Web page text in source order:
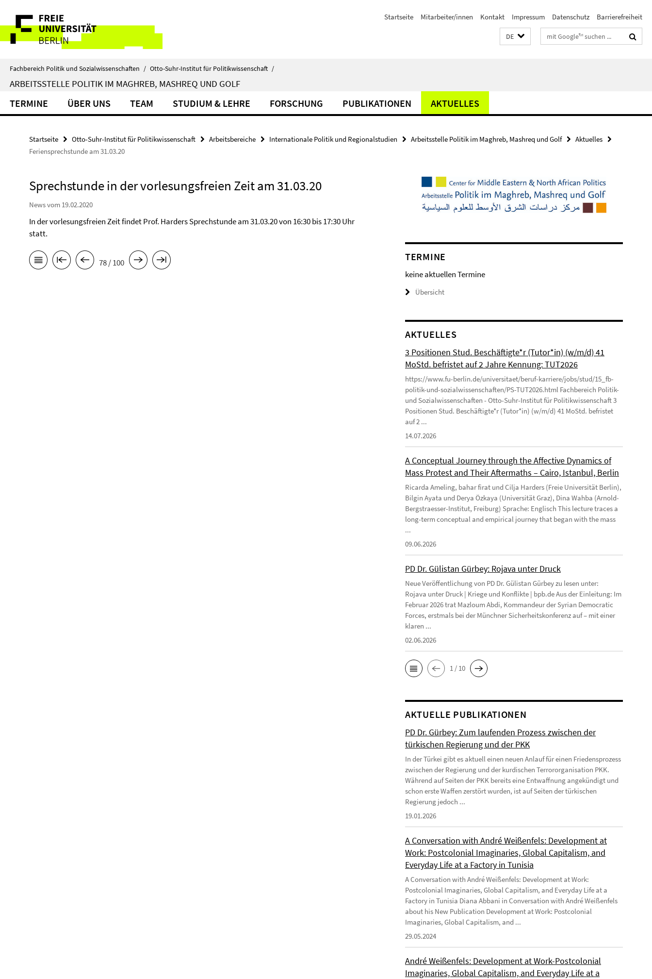
direkt
Inhalt
Service-
Navigation
Startseite Mitarbeiter/innen Kontakt Impressum Datenschutz Barrierefreiheit
DE Suchbegriffe
Fachbereich Politik und Sozialwissenschaften / Otto-Suhr-Institut für Politikwissenschaft /
ARBEITSSTELLE POLITIK IM MAGHREB, MASHREQ UND GOLF
TERMINE ÜBER UNS TEAM STUDIUM & LEHRE FORSCHUNG PUBLIKATIONEN AKTUELLES
Startseite Otto-Suhr-Institut für Politikwissenschaft Arbeitsbereiche Internationale Politik und Regionalstudien Arbeitsstelle Politik im Maghreb, Mashreq und Golf
Aktuelles
Feriensprechstunde am 31.03.20
Sprechstunde in der vorlesungsfreien Zeit am 31.03.20
News vom 19.02.2020
In der vorlesungsfreien Zeit findet Prof. Harders Sprechstunde am 31.03.20 von 16:30 bis 17:30 Uhr
statt.
78 / 100
TERMINE
keine aktuellen Termine
Übersicht
AKTUELLES
3 Positionen Stud. Beschäftigte*r (Tutor*in) (w/m/d) 41
MoStd. befristet auf 2 Jahre Kennung: TUT2026
https://www.fu-berlin.de/universitaet/beruf-karriere/jobs/stud/15_fb-
politik-und-sozialwissenschaften/PS-TUT2026.html Fachbereich Politik-
und Sozialwissenschaften - Otto-Suhr-Institut für Politikwissenschaft 3
Positionen Stud. Beschäftigte*r (Tutor*in) (w/m/d) 41 MoStd. befristet
auf 2 ...
14.07.2026
A Conceptual Journey through the Affective Dynamics of
Mass Protest and Their Aftermaths – Cairo, Istanbul, Berlin
Ricarda Ameling, bahar firat und Cilja Harders (Freie Universität Berlin),
Bilgin Ayata und Derya Özkaya (Universität Graz), Dina Wahba (Arnold-
Bergstraesser-Institut, Freiburg) Sprache: Englisch This lecture traces a
long-term conceptual and empirical journey that began with the mass
...
09.06.2026
PD Dr. Gülistan Gürbey: Rojava unter Druck
Neue Veröffentlichung von PD Dr. Gülistan Gürbey zu lesen unter:
Rojava unter Druck | Kriege und Konflikte | bpb.de Aus der Einleitung: Im
Februar 2026 trat Mazloum Abdi, Kommandeur der Syrian Democratic
Forces, erstmals bei der Münchner Sicherheitskonferenz auf – mit einer
klaren ...
02.06.2026
1 / 10
AKTUELLE PUBLIKATIONEN
PD Dr. Gürbey: Zum laufenden Prozess zwischen der
türkischen Regierung und der PKK
In der Türkei gibt es aktuell einen neuen Anlauf für einen Friedensprozess
zwischen der Regierung und der kurdischen Terrororganisation PKK.
Während auf Seiten der PKK bereits eine Entwaffnung angekündigt und
schon erste Waffen zerstört wurden, ist auf Seiten der türkischen
Regierung jedoch ...
19.01.2026
A Conversation with André Weißenfels: Development at
Work: Postcolonial Imaginaries, Global Capitalism, and
Everyday Life at a Factory in Tunisia
A Conversation with André Weißenfels: Development at Work:
Postcolonial Imaginaries, Global Capitalism, and Everyday Life at a
Factory in Tunisia Diana Abbani in Conversation with André Weißenfels
about his New Publication Development at Work: Postcolonial
Imaginaries, Global Capitalism, and ...
29.05.2024
André Weißenfels: Development at Work-Postcolonial
Imaginaries, Global Capitalism, and Everyday Life at a